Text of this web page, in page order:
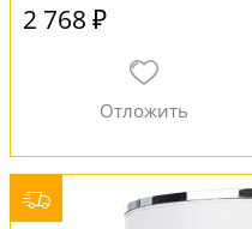
2 768 ₽